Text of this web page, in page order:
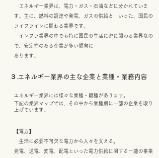
３.エネルギー業界の主な企業と業種・業務内容
エネルギー業界は、電力・ガス・石油などに分かれていま
す。主に、燃料の調達や発電、ガスの供給と いった、国民の
ライフラインに関わる業界です。
インフラ業界の中でも特に国民の生活に密に関わる業界なの
で、安定性のある企業が多い傾向に
あります。
エネルギー業界には様々な業種・職種があります。
​下記の業界マップでは、その中から業種別に一部の企業を取り
上げています。
【電力】
生活に必要不可欠な電力から人々を支える。
発電、送電、変電、配電といった電力供給に関する一連の事業